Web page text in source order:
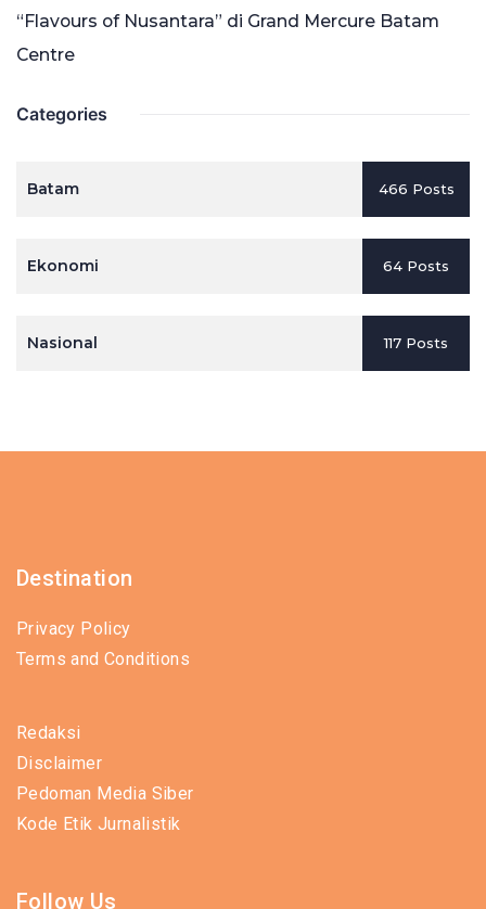
“Flavours of Nusantara” di Grand Mercure Batam
Centre
Categories
Batam 466 Posts
Ekonomi 64 Posts
Nasional 117 Posts
Destination
Privacy Policy
Terms and Conditions
Redaksi
Disclaimer
Pedoman Media Siber
Kode Etik Jurnalistik
Follow Us